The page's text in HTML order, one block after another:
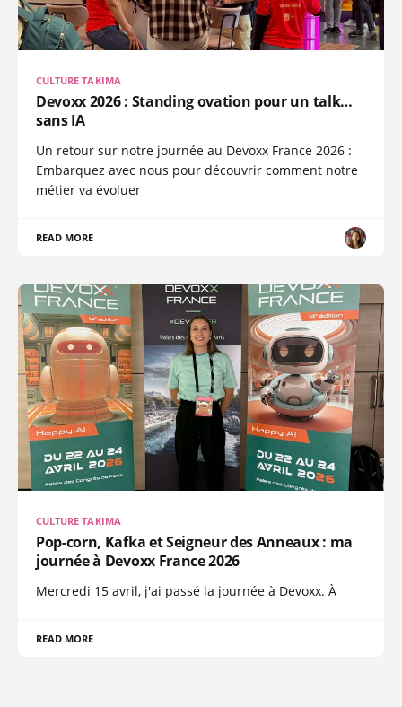
CULTURE TAKIMA
Devoxx 2026 : Standing ovation pour un talk…
sans IA
Un retour sur notre journée au Devoxx France 2026 :
Embarquez avec nous pour découvrir comment notre
métier va évoluer
READ MORE
CULTURE TAKIMA
Pop-corn, Kafka et Seigneur des Anneaux : ma
journée à Devoxx France 2026
Mercredi 15 avril, j'ai passé la journée à Devoxx. À
READ MORE